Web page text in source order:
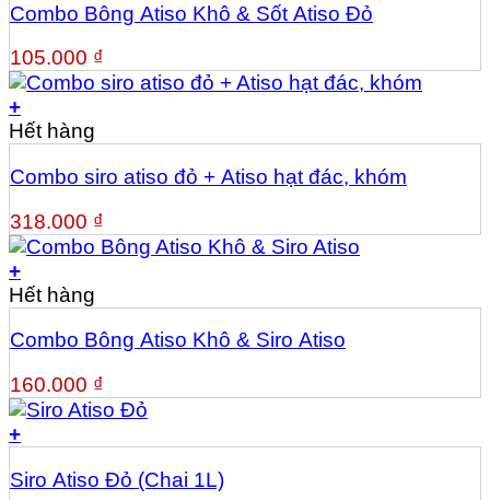
Combo Bông Atiso Khô & Sốt Atiso Đỏ
105.000 ₫
+
Hết hàng
Combo siro atiso đỏ + Atiso hạt đác, khóm
318.000 ₫
+
Hết hàng
Combo Bông Atiso Khô & Siro Atiso
160.000 ₫
+
Siro Atiso Đỏ (Chai 1L)